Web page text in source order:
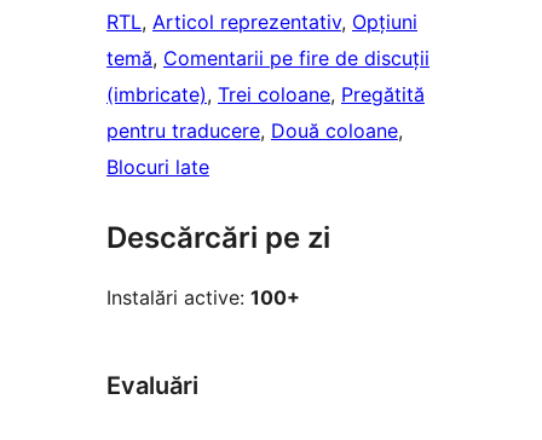
RTL, Articol reprezentativ, Opțiuni
temă, Comentarii pe fire de discuții
(imbricate), Trei coloane, Pregătită
pentru traducere, Două coloane
Blocuri late
Descărcări pe zi
Instalări active: 100+
Evaluări